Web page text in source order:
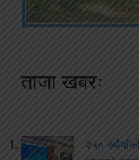
ताजा खबरः
२५०